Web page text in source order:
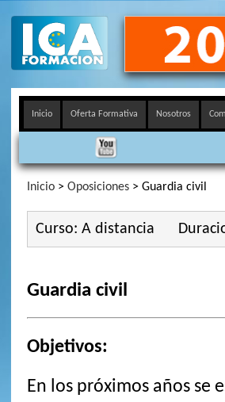
Inicio Oferta Formativa Nosotros
Inicio> Oposiciones> Guardia civil
Curso: A distancia
Guardia civil
Objetivos:
En los próximos años se